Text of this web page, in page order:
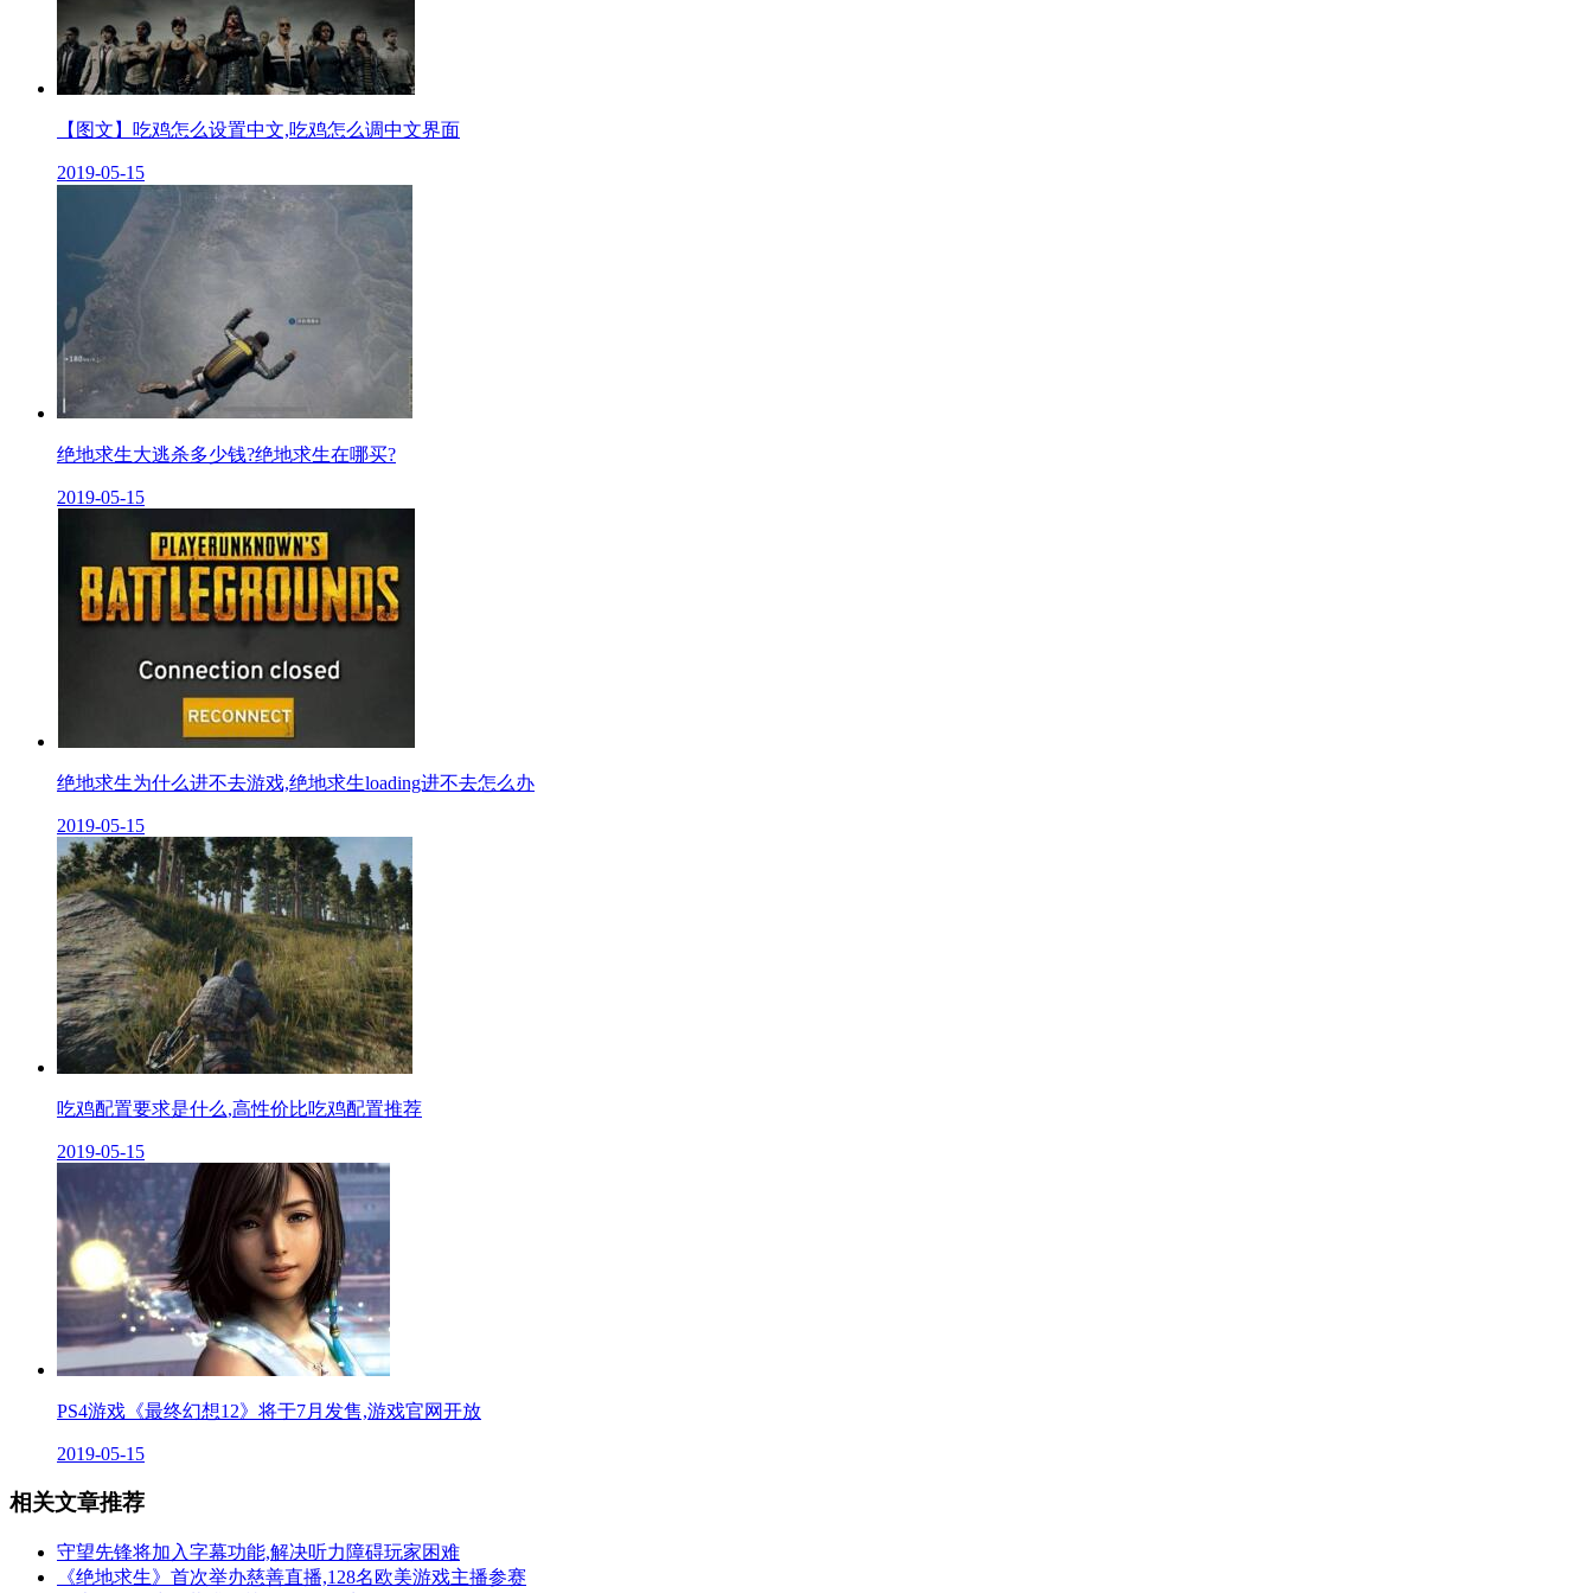
【图文】吃鸡怎么设置中文,吃鸡怎么调中文界面
2019-05-15
绝地求生大逃杀多少钱?绝地求生在哪买?
2019-05-15
绝地求生为什么进不去游戏,绝地求生loading进不去怎么办
2019-05-15
吃鸡配置要求是什么,高性价比吃鸡配置推荐
2019-05-15
PS4游戏《最终幻想12》将于7月发售,游戏官网开放
2019-05-15
相关文章推荐
守望先锋将加入字幕功能,解决听力障碍玩家困难
《绝地求生》首次举办慈善直播,128名欧美游戏主播参赛